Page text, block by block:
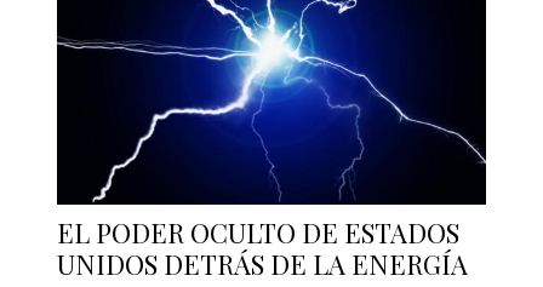
EL PODER OCULTO DE ESTADOS
UNIDOS DETRÁS DE LA ENERGÍA